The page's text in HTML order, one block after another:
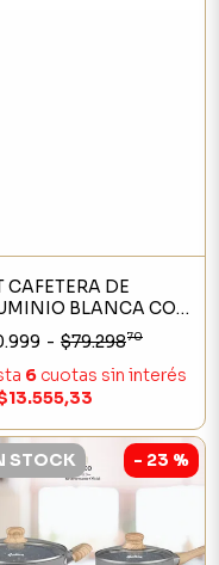
CAFETERA DE
BLANCA CON
VASOS TERMICOS
PARED
- $79.29870
6 cuotas sin interés
STOCK - 23 %